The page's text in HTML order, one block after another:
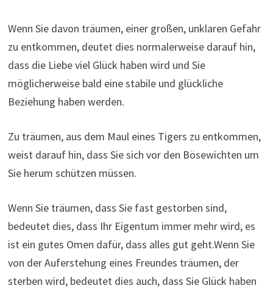
Wenn Sie davon träumen, einer großen, unklaren Gefahr
zu entkommen, deutet dies normalerweise darauf hin,
dass die Liebe viel Glück haben wird und Sie
möglicherweise bald eine stabile und glückliche
Beziehung haben werden.
Zu träumen, aus dem Maul eines Tigers zu entkommen,
weist darauf hin, dass Sie sich vor den Bösewichten um
Sie herum schützen müssen.
Wenn Sie träumen, dass Sie fast gestorben sind,
bedeutet dies, dass Ihr Eigentum immer mehr wird, es
ist ein gutes Omen dafür, dass alles gut geht.Wenn Sie
von der Auferstehung eines Freundes träumen, der
sterben wird, bedeutet dies auch, dass Sie Glück haben